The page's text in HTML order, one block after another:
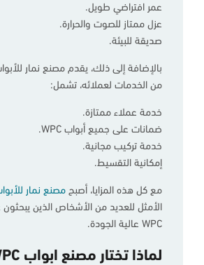
عمر افتراضي طويل.
عزل ممتاز للصوت والحرارة.
صديقة للبيئة.
بالإضافة إلى ذلك، يقدم مصنع نمار
من الخدمات لعملائه، تشمل:
خدمة عملاء ممتازة.
ضمانات على جميع أبواب WPC.
خدمة تركيب مجانية.
إمكانية التقسيط.
مع كل هذه المزايا، أصبح مصنع نمار
الأمثل للعديد من الأشخاص الذين
WPC عالية الجودة.